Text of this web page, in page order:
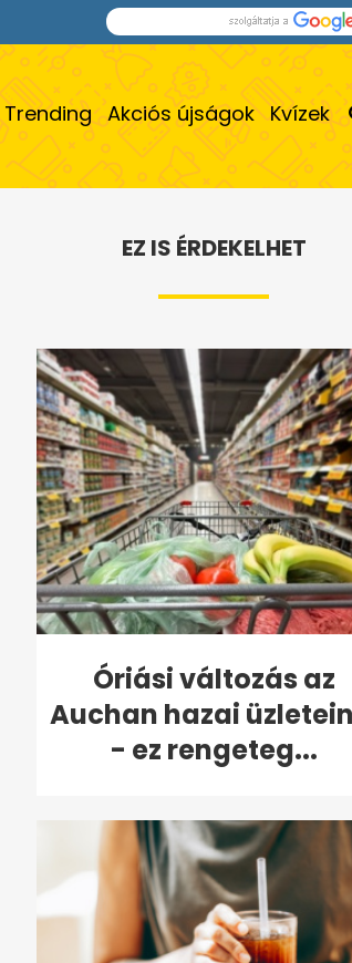
Trending Akciós újságok Kvízek
EZ IS ÉRDEKELHET
Óriási változás az
Auchan hazai
- ez rengeteg...